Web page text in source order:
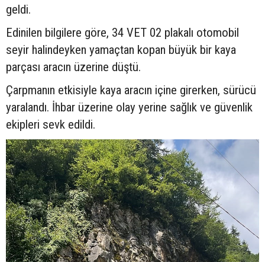
geldi.
Edinilen bilgilere göre, 34 VET 02 plakalı otomobil
seyir halindeyken yamaçtan kopan büyük bir kaya
parçası aracın üzerine düştü.
Çarpmanın etkisiyle kaya aracın içine girerken, sürücü
yaralandı. İhbar üzerine olay yerine sağlık ve güvenlik
ekipleri sevk edildi.